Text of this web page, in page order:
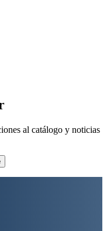
al catálogo y noticias